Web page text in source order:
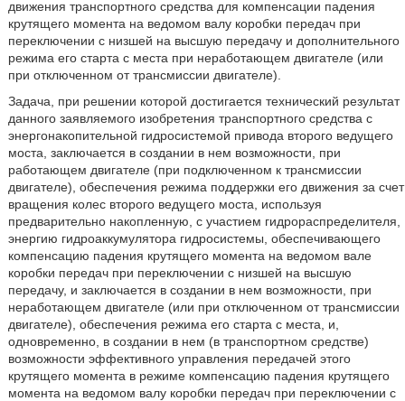
движения транспортного средства для компенсации падения
крутящего момента на ведомом валу коробки передач при
переключении с низшей на высшую передачу и дополнительного
режима его старта с места при неработающем двигателе (или
при отключенном от трансмиссии двигателе).
Задача, при решении которой достигается технический результат
данного заявляемого изобретения транспортного средства с
энергонакопительной гидросистемой привода второго ведущего
моста, заключается в создании в нем возможности, при
работающем двигателе (при подключенном к трансмиссии
двигателе), обеспечения режима поддержки его движения за счет
вращения колес второго ведущего моста, используя
предварительно накопленную, с участием гидрораспределителя,
энергию гидроаккумулятора гидросистемы, обеспечивающего
компенсацию падения крутящего момента на ведомом вале
коробки передач при переключении с низшей на высшую
передачу, и заключается в создании в нем возможности, при
неработающем двигателе (или при отключенном от трансмиссии
двигателе), обеспечения режима его старта с места, и,
одновременно, в создании в нем (в транспортном средстве)
возможности эффективного управления передачей этого
крутящего момента в режиме компенсацию падения крутящего
момента на ведомом валу коробки передач при переключении с